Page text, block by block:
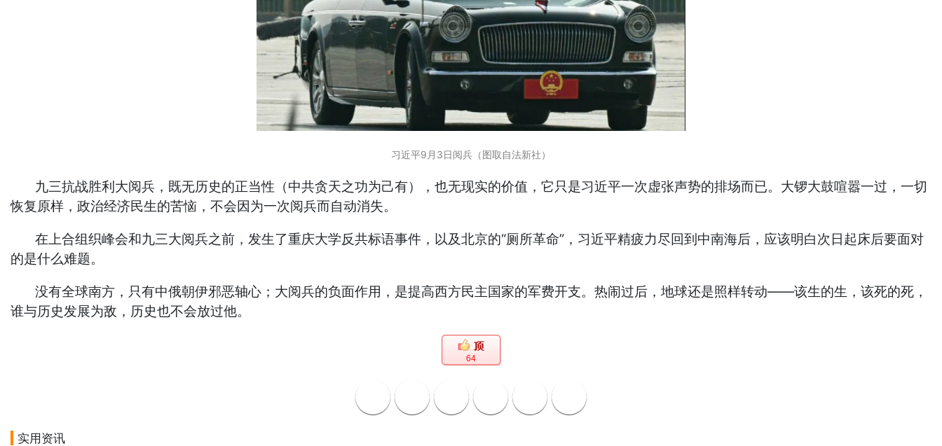
习近平9月3日阅兵（图取自法新社）
九三抗战胜利大阅兵，既无历史的正当性（中共贪天之功为己有），也无现实的价值，它只是习近平一次虚张声势的排场而已。大锣大鼓喧嚣一过，一切
恢复原样，政治经济民生的苦恼，不会因为一次阅兵而自动消失。
在上合组织峰会和九三大阅兵之前，发生了重庆大学反共标语事件，以及北京的“厕所革命”，习近平精疲力尽回到中南海后，应该明白次日起床后要面对
的是什么难题。
没有全球南方，只有中俄朝伊邪恶轴心；大阅兵的负面作用，是提高西方民主国家的军费开支。热闹过后，地球还是照样转动——该生的生，该死的死，
谁与历史发展为敌，历史也不会放过他。
64
实用资讯